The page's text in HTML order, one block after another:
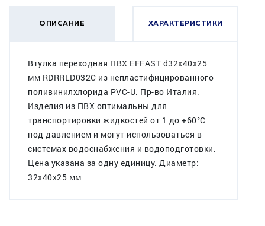
ОПИСАНИЕ ХАРАКТЕРИСТИКИ
Втулка переходная ПВХ EFFAST d32x40x25
мм RDRRLD032C из непластифицированного
поливинилхлорида PVC-U. Пр-во Италия.
Изделия из ПВХ оптимальны для
транспортировки жидкостей от 1 до +60°C
под давлением и могут использоваться в
системах водоснабжения и водоподготовки.
Цена указана за одну единицу. Диаметр:
32x40x25 мм